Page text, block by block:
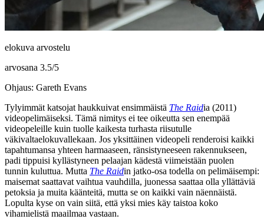
elokuva arvostelu
arvosana 3.5/5
Ohjaus: Gareth Evans
Tylyimmät katsojat haukkuivat ensimmäistä The Raidia (2011)
videopelimäiseksi. Tämä nimitys ei tee oikeutta sen enempää
videopeleille kuin tuolle kaikesta turhasta riisutulle
väkivaltaelokuvallekaan. Jos yksittäinen videopeli renderoisi kaikki
tapahtumansa yhteen harmaaseen, ränsistyneeseen rakennukseen,
padi tippuisi kyllästyneen pelaajan kädestä viimeistään puolen
tunnin kuluttua. Mutta The Raidin jatko‑osa todella on pelimäisempi:
maisemat saattavat vaihtua vauhdilla, juonessa saattaa olla yllättäviä
petoksia ja muita käänteitä, mutta se on kaikki vain näennäistä.
Lopulta kyse on vain siitä, että yksi mies käy taistoa koko
vihamielistä maailmaa vastaan.